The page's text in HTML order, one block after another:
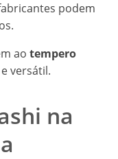
podem
ao tempero
versátil.
na